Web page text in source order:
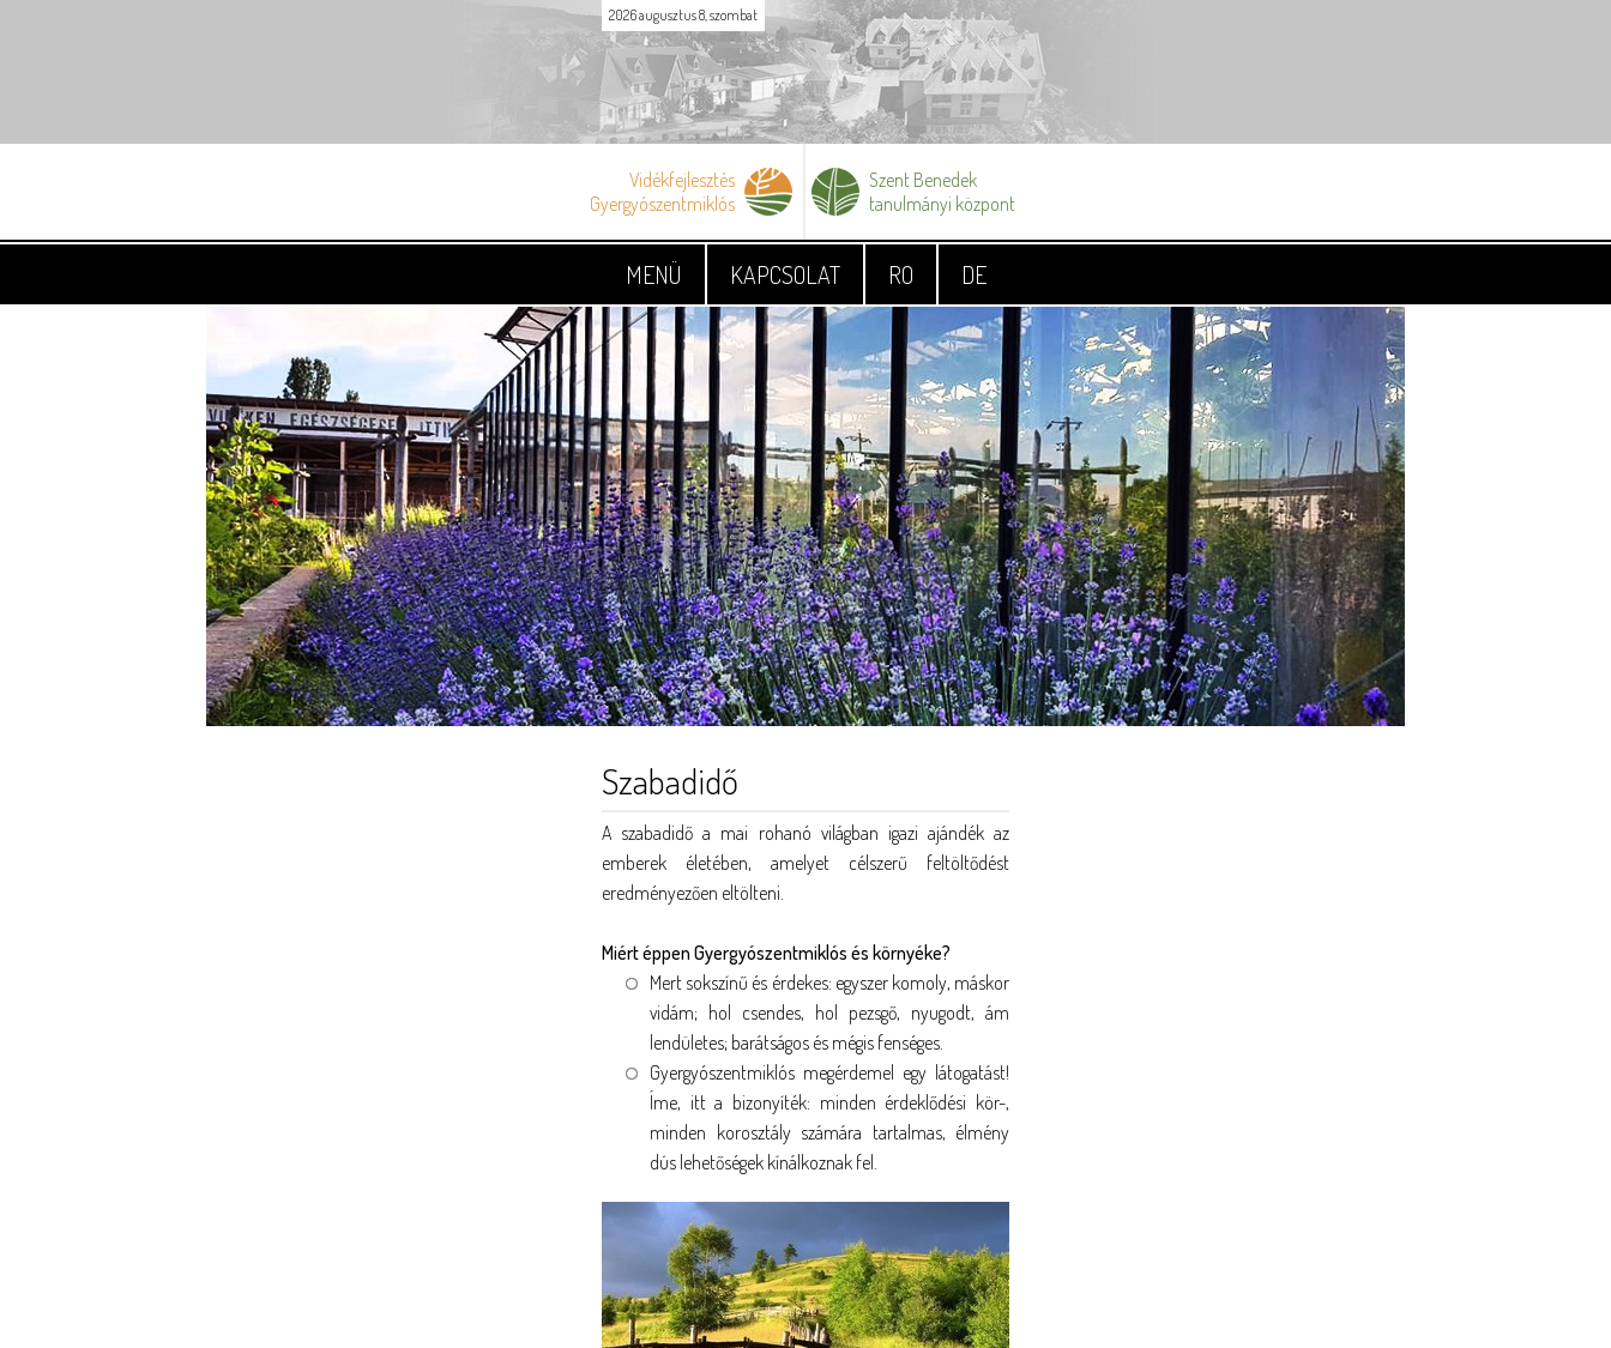
2026 augusztus 8, szombat
Vidékfejlesztés
Gyergyószentmiklós
Szent Benedek
tanulmányi központ
MENÜ KAPCSOLAT RO DE
Szabadidő
A szabadidő a mai rohanó világban igazi ajándék az
emberek életében, amelyet célszerű feltöltődést
eredményezően eltölteni.
Miért éppen Gyergyószentmiklós és környéke?
Mert sokszínű és érdekes: egyszer komoly, máskor
vidám; hol csendes, hol pezsgő, nyugodt, ám
lendületes; barátságos és mégis fenséges.
Gyergyószentmiklós megérdemel egy látogatást!
Íme, itt a bizonyíték: minden érdeklődési kör-,
minden korosztály számára tartalmas, élmény
dús lehetőségek kínálkoznak fel.